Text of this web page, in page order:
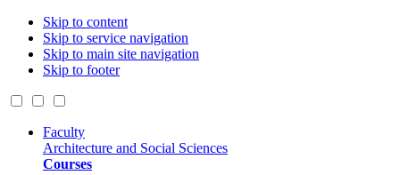
Skip to content
Skip to service navigation
Skip to main site navigation
Skip to footer
Faculty
Architecture and Social Sciences
Courses